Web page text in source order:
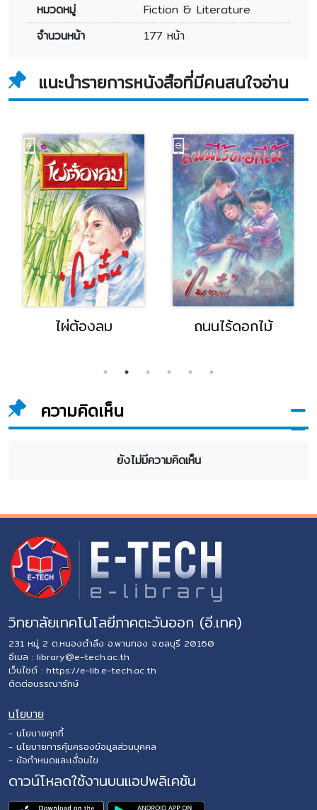
หมวดหมู่
Fiction & Literature
จำนวนหน้า
177 หน้า
แนะนำรายการหนังสือที่มีคนสนใจอ่าน
ไผ่ต้องลม ถนนไร้ดอกไม้
ความคิดเห็น
ยังไม่มีความคิดเห็น
วิทยาลัยเทคโนโลยีภาคตะวันออก (อี.เทค)
231 หมู่ 2 ต.หนองตำลึง อ.พานทอง จ.ชลบุรี 20160
อีเมล : library@e-tech.ac.th
เว็บไซต์ : https://e-lib.e-tech.ac.th
ติดต่อบรรณารักษ์
นโยบาย
- นโยบายคุกกี้
- นโยบายการคุ้มครองข้อมูลส่วนบุคคล
- ข้อกำหนดและเงื่อนไข
ดาวน์โหลดใช้งานบนแอปพลิเคชัน